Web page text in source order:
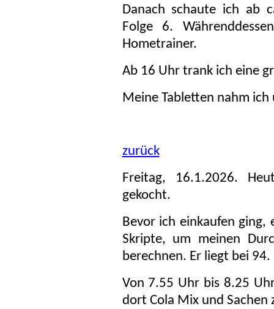
Danach schaute ich ab
Folge 6.
Hometrainer.
Ab 16 Uhr trank ich eine
Meine Tabletten nahm ich
zurück
Freitag, 16.1.2026.
gekocht.
Bevor ich einkaufen ging,
Skripte, um meinen
berechnen. Er liegt bei 94.
Von 7.55 Uhr bis 8.25
dort Cola Mix und Sachen